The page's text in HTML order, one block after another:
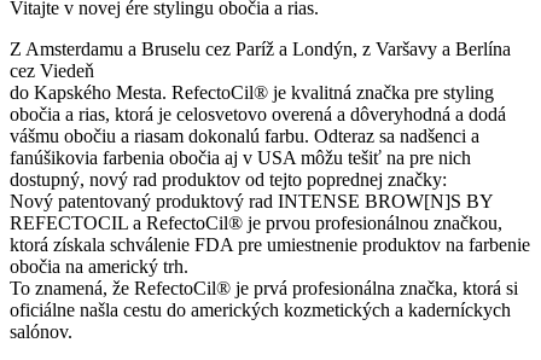
Vitajte v novej ére stylingu obočia a rias.
Z Amsterdamu a Bruselu cez Paríž a Londýn, z Varšavy a Berlína
cez Viedeň
do Kapského Mesta. RefectoCil® je kvalitná značka pre styling
obočia a rias, ktorá je celosvetovo overená a dôveryhodná a dodá
vášmu obočiu a riasam dokonalú farbu. Odteraz sa nadšenci a
fanúšikovia farbenia obočia aj v USA môžu tešiť na pre nich
dostupný, nový rad produktov od tejto poprednej značky:
Nový patentovaný produktový rad INTENSE BROW[N]S BY
REFECTOCIL a RefectoCil® je prvou profesionálnou značkou,
ktorá získala schválenie FDA pre umiestnenie produktov na farbenie
obočia na americký trh.
To znamená, že RefectoCil® je prvá profesionálna značka, ktorá si
oficiálne našla cestu do amerických kozmetických a kaderníckych
salónov.